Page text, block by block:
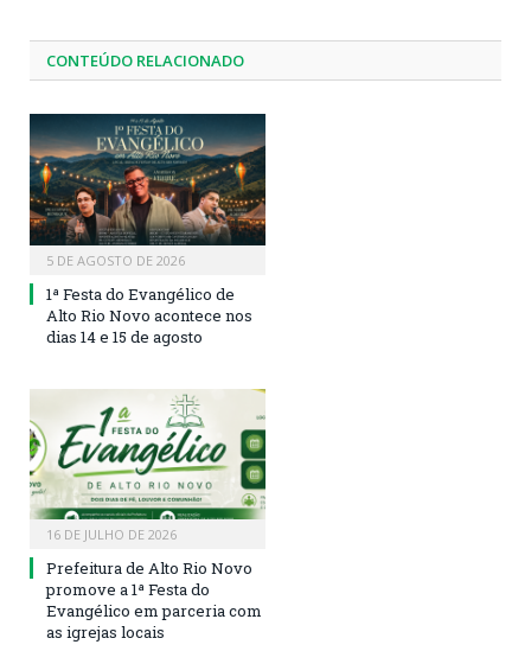
CONTEÚDO RELACIONADO
5 DE AGOSTO DE 2026
1ª Festa do Evangélico de
Alto Rio Novo acontece nos
dias 14 e 15 de agosto
16 DE JULHO DE 2026
Prefeitura de Alto Rio Novo
promove a 1ª Festa do
Evangélico em parceria com
as igrejas locais